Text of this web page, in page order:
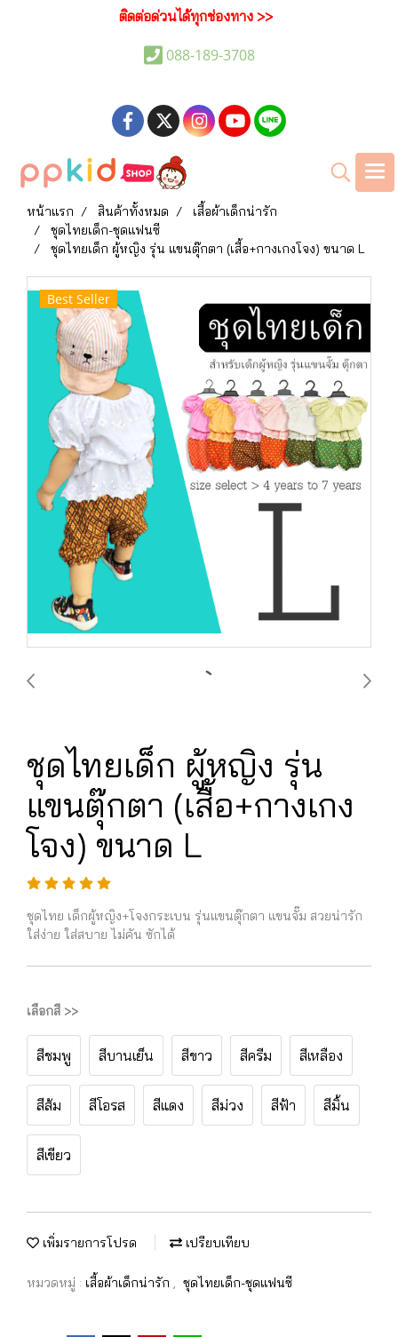
ติดต่อด่วนได้ทุกช่องทาง >>
088-189-3708
หน้าแรก สินค้าทั้งหมด
เสื้อผ้าเด็กน่ารัก
ชุดไทยเด็ก-ชุดแฟนซี
ชุดไทยเด็ก ผู้หญิง รุ่น แขนตุ๊กตา (เสื้อ+กางเกงโจง) ขนาด L
Best Seller
ชุดไทยเด็ก ผู้หญิง รุ่น
แขนตุ๊กตา (เสื้อ+กางเกง
โจง) ขนาด L
ชุดไทย เด็กผู้หญิง+โจงกระเบน รุ่นแขนตุ๊กตา แขนจั๊ม สวยน่ารัก
ใส่ง่าย ใส่สบาย ไม่คัน ซักได้
เลือกสี >>
สีชมพู สีบานเย็น สีขาว สีครีม สีเหลือง
สีส้ม สีโอรส สีแดง สีม่วง สีฟ้า สีมิ้น
สีเขียว
เพิ่มรายการโปรด เปรียบเทียบ
หมวดหมู่ : เสื้อผ้าเด็กน่ารัก , ชุดไทยเด็ก-ชุดแฟนซี